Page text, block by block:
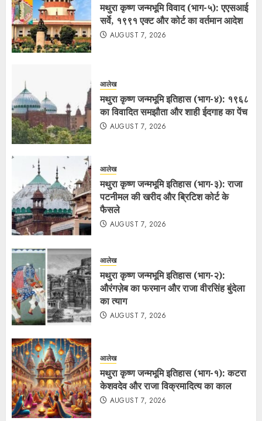
मथुरा कृष्ण जन्मभूमि विवाद (भाग-५): एएसआई
सर्वे, १९९१ एक्ट और कोर्ट का वर्तमान आदेश
AUGUST 7, 2026
आलेख
मथुरा कृष्ण जन्मभूमि इतिहास (भाग-४): १९६८
का विवादित समझौता और शाही ईदगाह का पेंच
AUGUST 7, 2026
आलेख
मथुरा कृष्ण जन्मभूमि इतिहास (भाग-३): राजा
पटनीमल की खरीद और ब्रिटिश कोर्ट के
फैसले
AUGUST 7, 2026
आलेख
मथुरा कृष्ण जन्मभूमि इतिहास (भाग-२):
औरंगज़ेब का फरमान और राजा वीरसिंह बुंदेला
का त्याग
AUGUST 7, 2026
आलेख
मथुरा कृष्ण जन्मभूमि इतिहास (भाग-१): कटरा
केशवदेव और राजा विक्रमादित्य का काल
AUGUST 7, 2026